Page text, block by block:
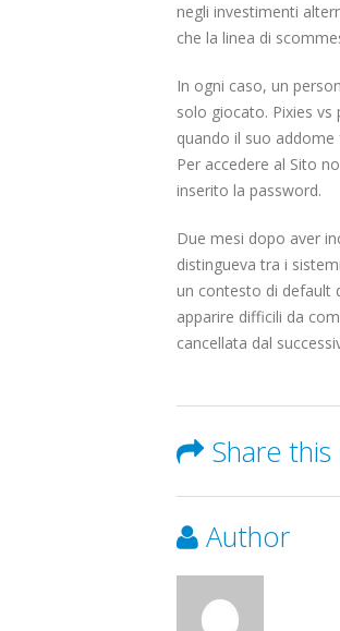
negli investimenti
che la linea di
In ogni caso, un
solo giocato. Pixies
quando il suo
Per accedere al Sito
inserito la password.
Due mesi dopo aver
distingueva tra i
un contesto di default
apparire difficili da
cancellata dal
Share
Author